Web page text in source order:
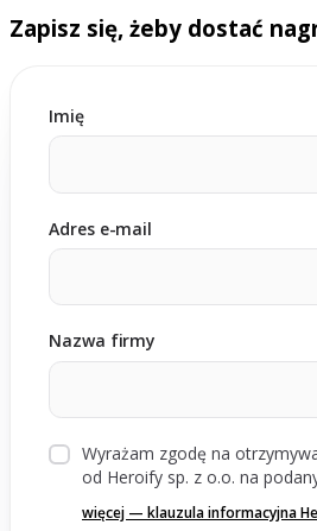
Zapisz się, żeby dostać
Imię
Adres e-mail
Nazwa firmy
Wyrażam zgodę na
od Heroify sp. z o.o. na
więcej — klauzula informacyjna